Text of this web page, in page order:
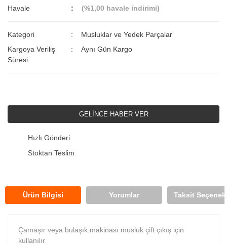
Havale (%1,00 havale indirimi)
Kategori
Musluklar ve Yedek Parçalar
Kargoya Veriliş
Süresi
Aynı Gün Kargo
GELİNCE HABER VER
Hızlı Gönderi
Stoktan Teslim
Ürün Bilgisi Yorumlar Taksit
Çamaşır veya bulaşık makinası musluk çift çıkış için
kullanılır